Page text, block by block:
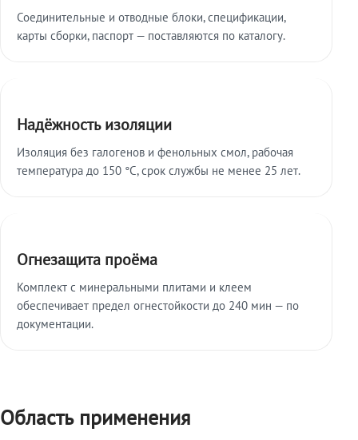
Соединительные и отводные блоки, спецификации,
карты сборки, паспорт — поставляются по каталогу.
Надёжность изоляции
Изоляция без галогенов и фенольных смол, рабочая
температура до 150 °C, срок службы не менее 25 лет.
Огнезащита проёма
Комплект с минеральными плитами и клеем
обеспечивает предел огнестойкости до 240 мин — по
документации.
Область применения